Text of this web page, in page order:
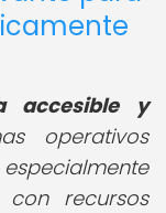
accesible y
operativos
con recursos